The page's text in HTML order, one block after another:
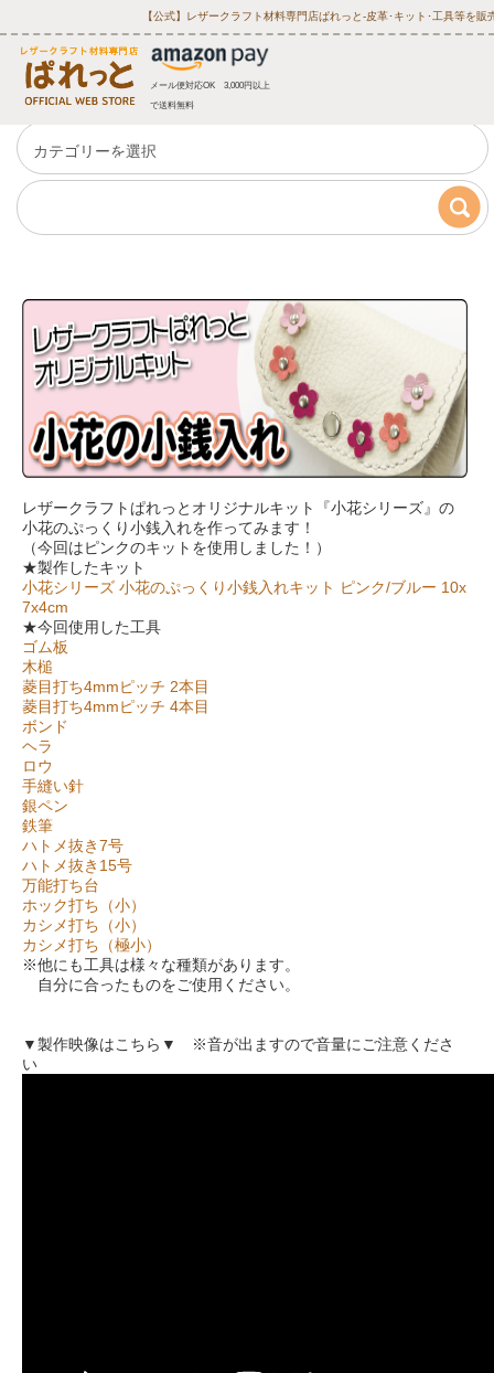
【公式】レザークラフト材料専門店ぱれっと‐皮革･キット･工具等を販
メール便対応OK 3,000円以上
で送料無料
レザークラフトぱれっとオリジナルキット『小花シリーズ』の
小花のぷっくり小銭入れを作ってみます！
（今回はピンクのキットを使用しました！）
★製作したキット
小花シリーズ 小花のぷっくり小銭入れキット ピンク/ブルー 10x
7x4cm
★今回使用した工具
ゴム板
木槌
菱目打ち4mmピッチ 2本目
菱目打ち4mmピッチ 4本目
ボンド
ヘラ
ロウ
手縫い針
銀ペン
鉄筆
ハトメ抜き7号
ハトメ抜き15号
万能打ち台
ホック打ち（小）
カシメ打ち（小）
カシメ打ち（極小）
※他にも工具は様々な種類があります。
自分に合ったものをご使用ください。
▼製作映像はこちら▼ ※音が出ますので音量にご注意くださ
い